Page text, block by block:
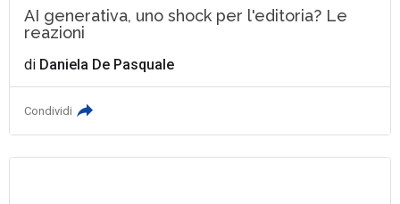
AI generativa, uno shock per l'editoria? Le
reazioni
di Daniela De Pasquale
Condividi